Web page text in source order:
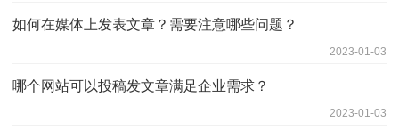
如何在媒体上发表文章？需要注意哪些问题？
2023-01-03
哪个网站可以投稿发文章满足企业需求？
2023-01-03